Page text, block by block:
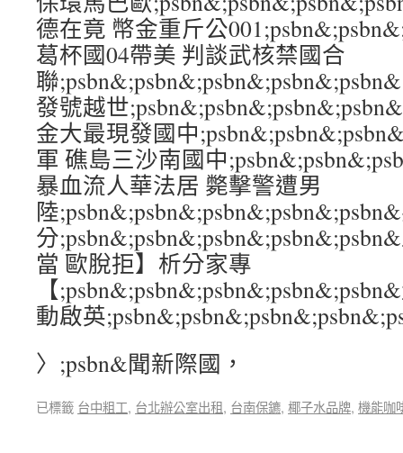
德在竟 幣金重斤公
葛杯國04帶美 判談武核禁國合
聯
發號越世
金大最現發國中
軍 礁島三沙南國中
暴血流人華法居 斃擊警遭男
陸
分
當 歐脫拒】析分家專
【
動啟英
〉;psbn&聞新際國，
已標籤 台中粗工, 台北辦公室出租, 台南保鑣, 椰子水品牌, 機能咖